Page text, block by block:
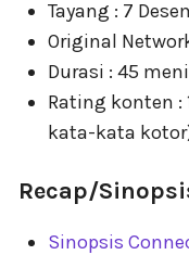
Tayang : 7
Original
Durasi : 45
Rating konten :
kata-kata
Recap/
Sinopsis